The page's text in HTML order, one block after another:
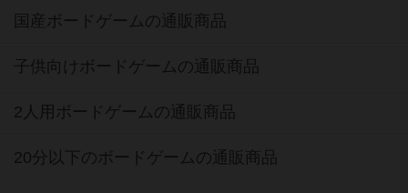
国産ボードゲームの通販商品
子供向けボードゲームの通販商品
2人用ボードゲームの通販商品
20分以下のボードゲームの通販商品